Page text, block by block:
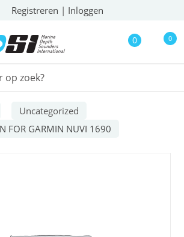
Registreren | Inloggen
0 0
Uncategorized
FOR GARMIN NUVI 1690